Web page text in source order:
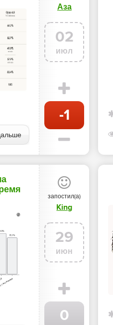
Аза
02
июл
-1
запостил(а)
King
29
июн
0